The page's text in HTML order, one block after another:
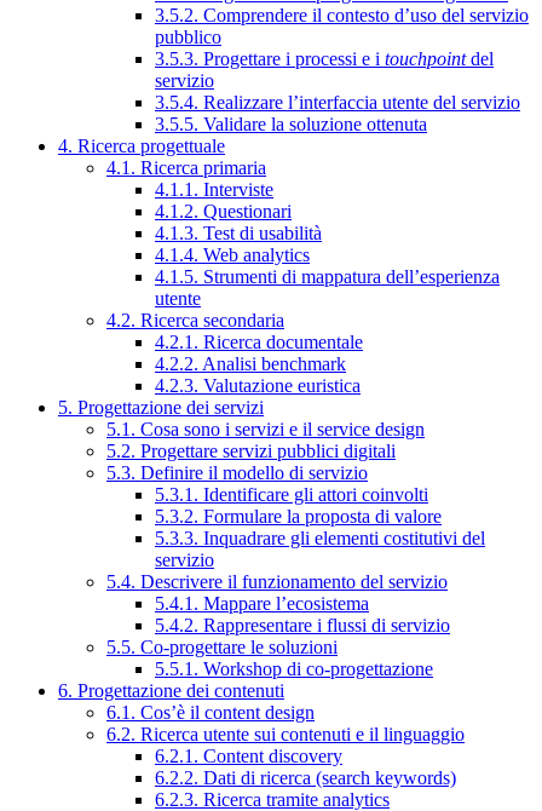
3.5.2. Comprendere il contesto d’uso del servizio
pubblico
3.5.3. Progettare i processi e i touchpointdel
servizio
3.5.4. Realizzare l’interfaccia utente del servizio
3.5.5. Validare la soluzione ottenuta
4. Ricerca progettuale
4.1. Ricerca primaria
4.1.1. Interviste
4.1.2. Questionari
4.1.3. Test di usabilità
4.1.4. Web analytics
4.1.5. Strumenti di mappatura dell’esperienza
utente
4.2. Ricerca secondaria
4.2.1. Ricerca documentale
4.2.2. Analisi benchmark
4.2.3. Valutazione euristica
5. Progettazione dei servizi
5.1. Cosa sono i servizi e il service design
5.2. Progettare servizi pubblici digitali
5.3. Definire il modello di servizio
5.3.1. Identificare gli attori coinvolti
5.3.2. Formulare la proposta di valore
5.3.3. Inquadrare gli elementi costitutivi del
servizio
5.4. Descrivere il funzionamento del servizio
5.4.1. Mappare l’ecosistema
5.4.2. Rappresentare i flussi di servizio
5.5. Co-progettare le soluzioni
5.5.1. Workshop di co-progettazione
6. Progettazione dei contenuti
6.1. Cos’è il content design
6.2. Ricerca utente sui contenuti e il linguaggio
6.2.1. Content discovery
6.2.2. Dati di ricerca (search keywords)
6.2.3. Ricerca tramite analytics